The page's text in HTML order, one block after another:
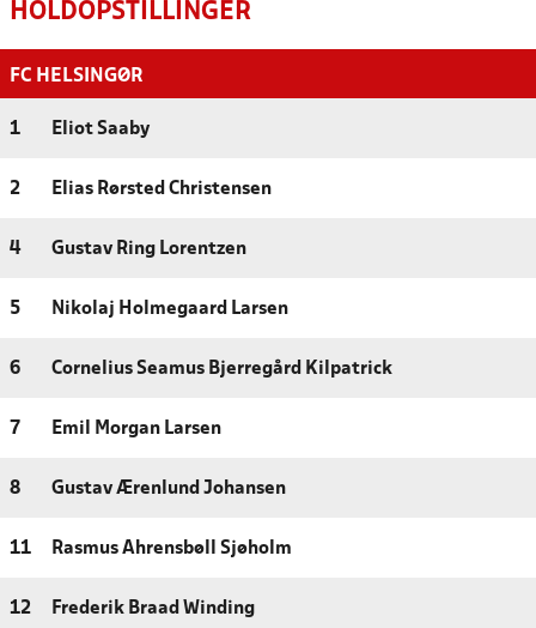
HOLDOPSTILLINGER
FC HELSINGØR
1 Eliot Saaby
2 Elias Rørsted Christensen
4 Gustav Ring Lorentzen
5 Nikolaj Holmegaard Larsen
6 Cornelius Seamus Bjerregård Kilpatrick
7 Emil Morgan Larsen
8 Gustav Ærenlund Johansen
11 Rasmus Ahrensbøll Sjøholm
12 Frederik Braad Winding